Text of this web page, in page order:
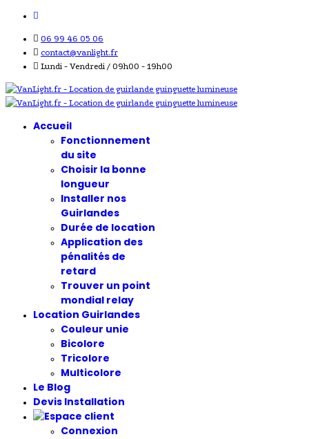
06 99 46 05 06
contact@vanlight.fr
Lundi - Vendredi / 09h00 - 19h00
Accueil
Fonctionnement
du site
Choisir la bonne
longueur
Installer nos
Guirlandes
Durée de location
Application des
pénalités de
retard
Trouver un point
mondial relay
Location Guirlandes
Couleur unie
Bicolore
Tricolore
Multicolore
Le Blog
Devis Installation
Connexion